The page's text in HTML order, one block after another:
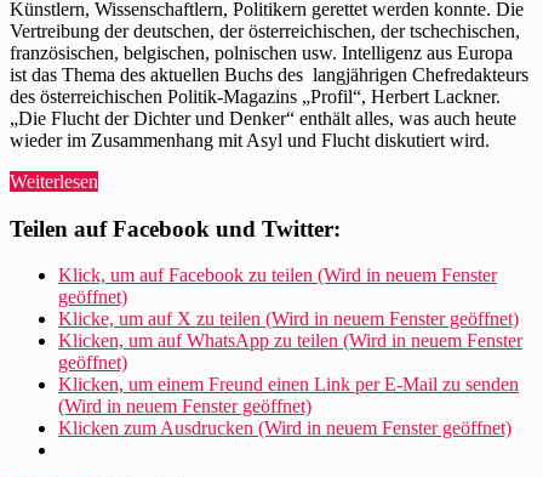
Künstlern, Wissenschaftlern, Politikern gerettet werden konnte. Die
Vertreibung der deutschen, der österreichischen, der tschechischen,
französischen, belgischen, polnischen usw. Intelligenz aus Europa
ist das Thema des aktuellen Buchs des langjährigen Chefredakteurs
des österreichischen Politik-Magazins „Profil“, Herbert Lackner.
„Die Flucht der Dichter und Denker“ enthält alles, was auch heute
wieder im Zusammenhang mit Asyl und Flucht diskutiert wird.
Weiterlesen
schildert
Flucht
aus
Frankreich“
Teilen auf Facebook und Twitter:
Klick, um auf Facebook zu teilen (Wird in neuem Fenster
geöffnet)
Klicke, um auf X zu teilen (Wird in neuem Fenster geöffnet)
Klicken, um auf WhatsApp zu teilen (Wird in neuem Fenster
geöffnet)
Klicken, um einem Freund einen Link per E-Mail zu senden
(Wird in neuem Fenster geöffnet)
Klicken zum Ausdrucken (Wird in neuem Fenster geöffnet)